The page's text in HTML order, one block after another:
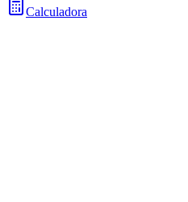
Calculadora